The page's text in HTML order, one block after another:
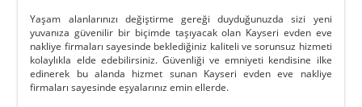
Yaşam alanlarınızı değiştirme gereği duyduğunuzda sizi yeni
yuvanıza güvenilir bir biçimde taşıyacak olan Kayseri evden eve
nakliye firmaları sayesinde beklediğiniz kaliteli ve sorunsuz hizmeti
kolaylıkla elde edebilirsiniz. Güvenliği ve emniyeti kendisine ilke
edinerek bu alanda hizmet sunan Kayseri evden eve nakliye
firmaları sayesinde eşyalarınız emin ellerde.